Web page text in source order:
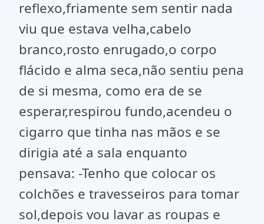
reflexo,friamente sem sentir nada
viu que estava velha,cabelo
branco,rosto enrugado,o corpo
flácido e alma seca,não sentiu pena
de si mesma, como era de se
esperar,respirou fundo,acendeu o
cigarro que tinha nas mãos e se
dirigia até a sala enquanto
pensava: -Tenho que colocar os
colchões e travesseiros para tomar
sol,depois vou lavar as roupas e